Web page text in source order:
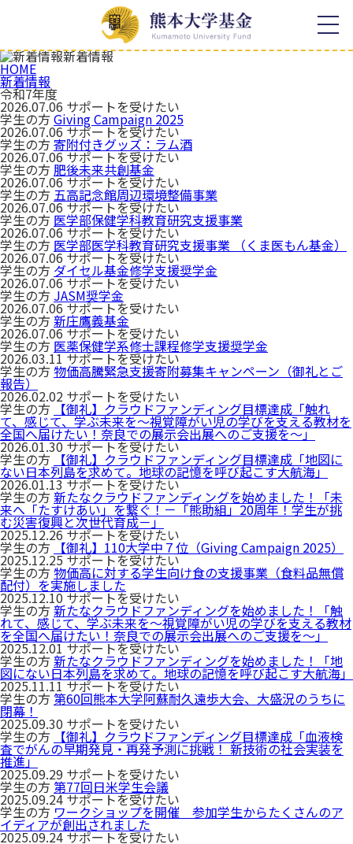
新着情報
HOME
新着情報
令和7年度
2026.07.06 サポートを受けたい
学生の方Giving Campaign 2025
2026.07.06サポートを受けたい
学生の方寄附付きグッズ：ラム酒
2026.07.06サポートを受けたい
学生の方 肥後未来共創基金
2026.07.06サポートを受けたい
学生の方 五高記念館周辺環境整備事業
2026.07.06サポートを受けたい
学生の方 医学部保健学科教育研究支援事業
2026.07.06サポートを受けたい
学生の方 医学部医学科教育研究支援事業 （くま医もん基金）
2026.07.06サポートを受けたい
学生の方 ダイセル基金修学支援奨学金
2026.07.06サポートを受けたい
学生の方 JASM奨学金
2026.07.06サポートを受けたい
学生の方新庄鷹義基金
2026.07.06サポートを受けたい
学生の方 医薬保健学系修士課程修学支援奨学金
2026.03.11サポートを受けたい
学生の方 物価高騰緊急支援寄附募集キャンペーン（御礼とご
報告）
2026.02.02 サポートを受けたい
学生の方 【御礼】クラウドファンディング目標達成「触れ
て、感じて、学ぶ未来を～視覚障がい児の学びを支える教材を
全国へ届けたい！奈良での展示会出展へのご支援を～」
2026.01.30サポートを受けたい
学生の方 【御礼】クラウドファンディング目標達成「地図に
ない日本列島を求めて。地球の記憶を呼び起こす大航海」
2026.01.13サポートを受けたい
学生の方新たなクラウドファンディングを始めました！「未
来へ「たすけあい」を繋ぐ！－「熊助組」20周年！学生が挑
む災害復興と次世代育成－」
2025.12.26サポートを受けたい
学生の方 【御礼】110大学中７位（Giving Campaign 2025）
2025.12.25サポートを受けたい
学生の方 物価高に対する学生向け食の支援事業（食料品無償
配付）を実施しました
2025.12.10サポートを受けたい
学生の方新たなクラウドファンディングを始めました！「触
れて、感じて、学ぶ未来を～視覚障がい児の学びを支える教材
を全国へ届けたい！奈良での展示会出展へのご支援を～」
2025.12.01サポートを受けたい
学生の方新たなクラウドファンディングを始めました！「地
図にない日本列島を求めて。地球の記憶を呼び起こす大航海」
2025.11.11サポートを受けたい
学生の方第60回熊本大学阿蘇耐久遠歩大会、大盛況のうちに
閉幕！
2025.09.30 サポートを受けたい
学生の方 【御礼】クラウドファンディング目標達成「⾎液検
査でがんの早期発⾒‧再発予測に挑戦！ 新技術の社会実装を
推進」
2025.09.29 サポートを受けたい
学生の方第77回日米学生会議
2025.09.24サポートを受けたい
学生の方 ワークショップを開催 参加学生からたくさんのア
イディアが創出されました
2025.09.24サポートを受けたい
お知らせ
熊本大学基金について
学長メッセージ
熊本大学基金の概要
寄附のご案内
事業報告
熊本大学各学部等同窓会との
連携
寄附の種類
使途を特定しない寄附
使途を特定する寄附
冠基金
遺贈による寄附
古本による寄附
クラウドファンディング
寄附の方法
WEB申込によるご寄附
クレジットカードによるご寄
附
専用払込用紙によるご寄附
寄附の特典
寄附者様への顕彰
活動成果
寄附者様の想い
感謝の声
年間報告書
よくある質問
プライバシーポリシー